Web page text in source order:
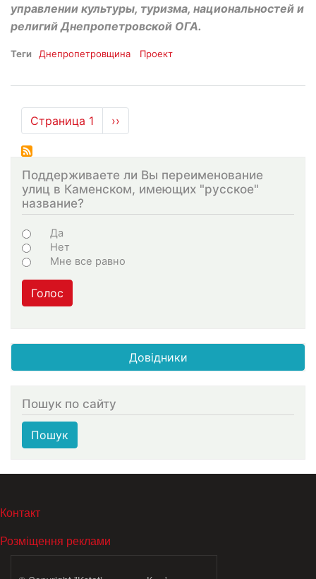
управлении культуры, туризма, национальностей и
религий Днепропетровской ОГА.
Теги Днепропетровщина Проект
Нумерация
страниц
Страница 1
Следующая
страница
››
Поддерживаете ли Вы переименование
улиц в Каменском, имеющих "русское"
название?
Choices
Да
Нет
Мне все равно
Голос
Довідники
Пошук по сайту
Пошук
МЕНЮ В ПОДВАЛЕ
Контакт
Розміщення реклами